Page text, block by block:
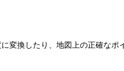
変換したり、地図上の正確なポ